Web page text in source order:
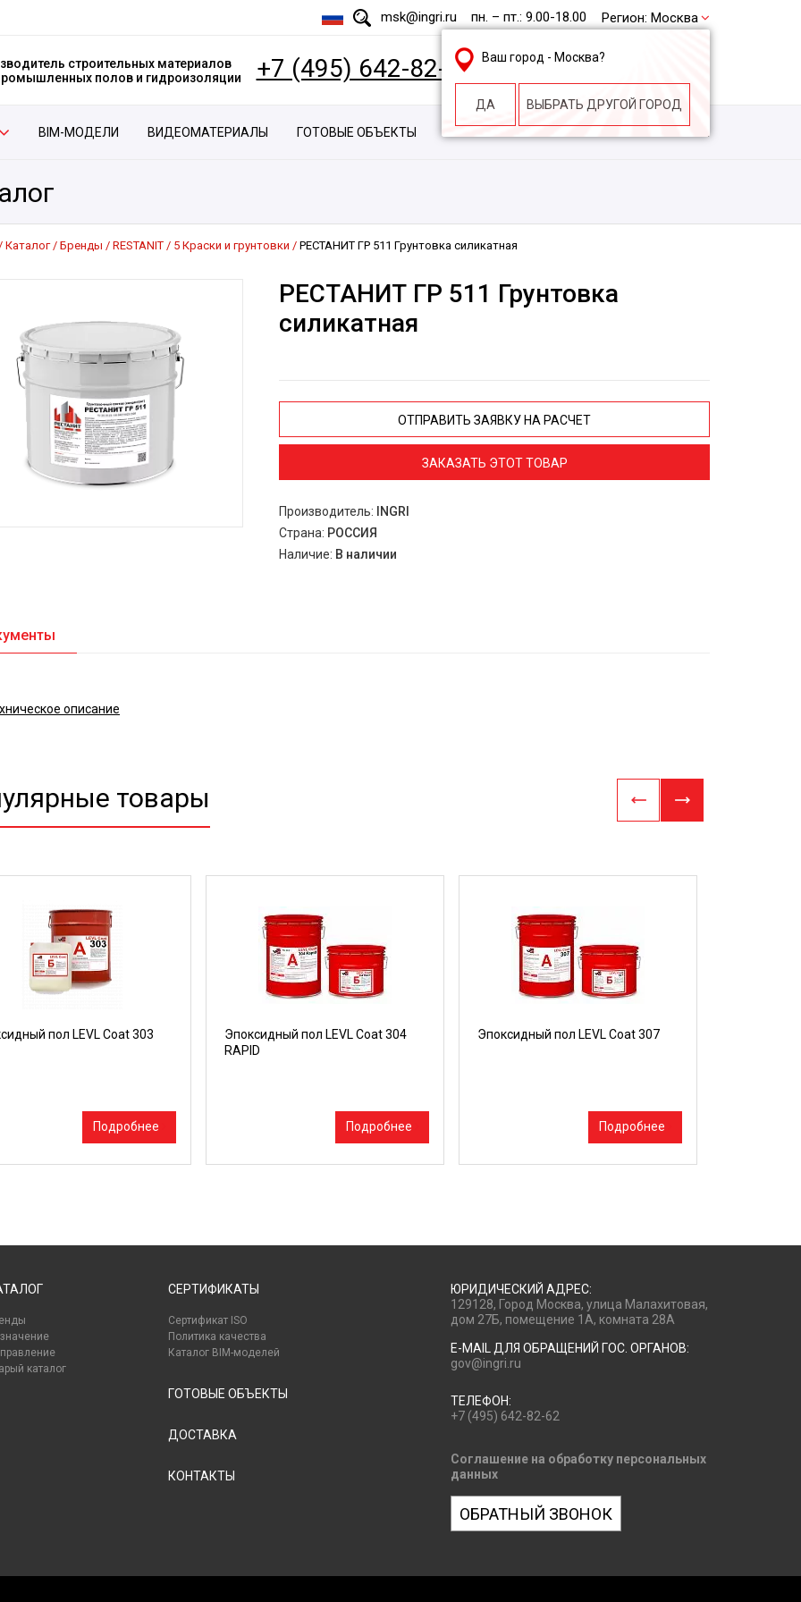
msk@ingri.ru пн. – пт.: 9.00-18.00 Регион: Москва
Ваш город - Москва?
ДА ВЫБРАТЬ ДРУГОЙ ГОРОД
строительных материалов
полов и гидроизоляции
+7 (495) 642-82-62
BIM-МОДЕЛИ ВИДЕОМАТЕРИАЛЫ ГОТОВЫЕ ОБЪЕКТЫ
Каталог Бренды RESTANIT 5 Краски и грунтовки РЕСТАНИТ ГР 511 Грунтовка силикатная
РЕСТАНИТ ГР 511 Грунтовка
силикатная
ОТПРАВИТЬ ЗАЯВКУ НА РАСЧЕТ
ЗАКАЗАТЬ ЭТОТ ТОВАР
Производитель:
INGRI
Страна: РОССИЯ
Наличие: В наличии
описание
товары
пол LEVL Coat 303
Подробнее
Эпоксидный пол LEVL Coat 304
RAPID
Подробнее
Эпоксидный пол LEVL Coat 307
Подробнее
каталог
СЕРТИФИКАТЫ
Сертификат ISO
Политика качества
Каталог BIM-моделей
ГОТОВЫЕ ОБЪЕКТЫ
ДОСТАВКА
КОНТАКТЫ
ЮРИДИЧЕСКИЙ АДРЕС:
129128, Город Москва, улица Малахитовая,
дом 27Б, помещение 1А, комната 28А
E-MAIL ДЛЯ ОБРАЩЕНИЙ ГОС. ОРГАНОВ:
gov@ingri.ru
ТЕЛЕФОН:
+7 (495) 642-82-62
Соглашение на обработку персональных
данных
ОБРАТНЫЙ ЗВОНОК